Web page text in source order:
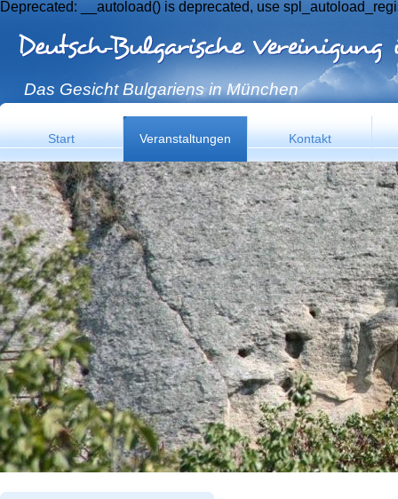
Deprecated: __autoload() is deprecated, use
Das Gesicht Bulgariens in München
Start Veranstaltungen Kontakt